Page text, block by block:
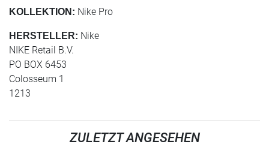
KOLLEKTION: Nike Pro
HERSTELLER: Nike
NIKE Retail B.V.
PO BOX 6453
Colosseum 1
1213
ZULETZT ANGESEHEN